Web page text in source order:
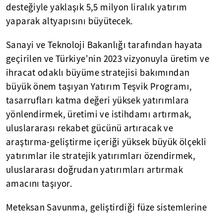
desteğiyle yaklaşık 5,5 milyon liralık yatırım
yaparak altyapısını büyütecek.
Sanayi ve Teknoloji Bakanlığı tarafından hayata
geçirilen ve Türkiye'nin 2023 vizyonuyla üretim ve
ihracat odaklı büyüme stratejisi bakımından
büyük önem taşıyan Yatırım Teşvik Programı,
tasarrufları katma değeri yüksek yatırımlara
yönlendirmek, üretimi ve istihdamı artırmak,
uluslararası rekabet gücünü artıracak ve
araştırma-geliştirme içeriği yüksek büyük ölçekli
yatırımlar ile stratejik yatırımları özendirmek,
uluslararası doğrudan yatırımları artırmak
amacını taşıyor.
Meteksan Savunma, geliştirdiği füze sistemlerine